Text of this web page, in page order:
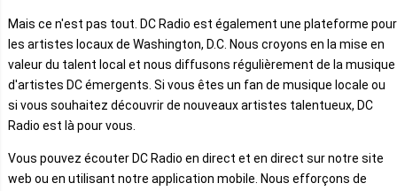
Mais ce n'est pas tout. DC Radio est également une plateforme pour
les artistes locaux de Washington, D.C. Nous croyons en la mise en
valeur du talent local et nous diffusons régulièrement de la musique
d'artistes DC émergents. Si vous êtes un fan de musique locale ou
si vous souhaitez découvrir de nouveaux artistes talentueux, DC
Radio est là pour vous.
Vous pouvez écouter DC Radio en direct et en direct sur notre site
web ou en utilisant notre application mobile. Nous efforçons de